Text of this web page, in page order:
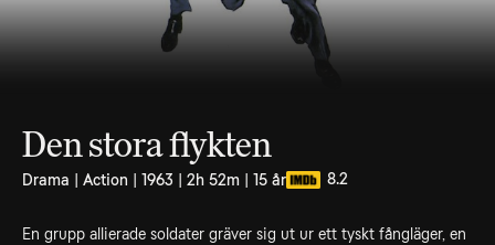
Den stora flykten
Drama | Action | 1963 | 2h 52m | 15 år 8.2
En grupp allierade soldater gräver sig ut ur ett tyskt fångläger, en